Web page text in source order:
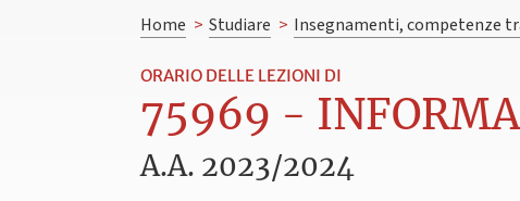
Home > Studiare > Insegnamenti, competenze
ORARIO DELLE LEZIONI DI
75969 -
A.A. 2023/2024